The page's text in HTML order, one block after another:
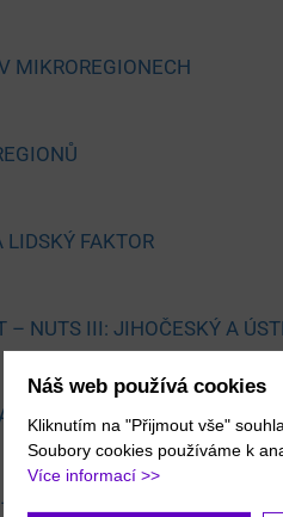
MIKROREGIONECH
LIDSKÝ FAKTOR
– NUTS III: JIHOČESKÝ A
ROZVOJE REGIONU
BIOPALIVA
Náš web používá cookies
Kliknutím na "Přijmout vše"
Soubory cookies používáme k
Více informací >>